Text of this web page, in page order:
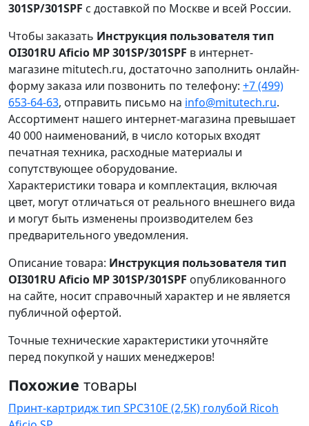
301SP/301SPF с доставкой по Москве и всей России.
Чтобы заказать Инструкция пользователя тип
OI301RU Aficio MP 301SP/301SPF в интернет-
магазине mitutech.ru, достаточно заполнить онлайн-
форму заказа или позвонить по телефону: +7 (499)
653-64-63, отправить письмо на info@mitutech.ru.
Ассортимент нашего интернет-магазина превышает
40 000 наименований, в число которых входят
печатная техника, расходные материалы и
сопутствующее оборудование.
Характеристики товара и комплектация, включая
цвет, могут отличаться от реального внешнего вида
и могут быть изменены производителем без
предварительного уведомления.
Описание товара: Инструкция пользователя тип
OI301RU Aficio MP 301SP/301SPF опубликованного
на сайте, носит справочный характер и не является
публичной офертой.
Точные технические характеристики уточняйте
перед покупкой у наших менеджеров!
Похожие товары
Принт-картридж тип SPC310E (2,5K) голубой Ricoh